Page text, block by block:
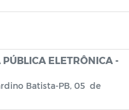
ELETRÔNICA -
Batista-PB, 05 de